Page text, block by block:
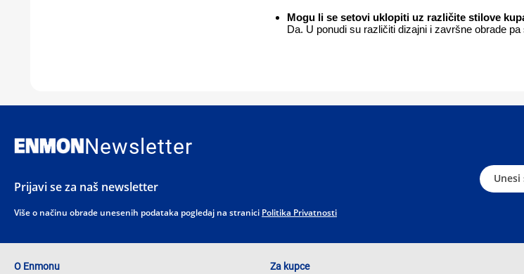
Mogu li se setovi uklopiti uz različite stilove
Da. U ponudi su različiti dizajni i završne obrade
Newsletter
Prijavi se za naš newsletter
Više o načinu obrade unesenih podataka pogledaj na stranici Politika Privatnosti
O Enmonu Za kupce